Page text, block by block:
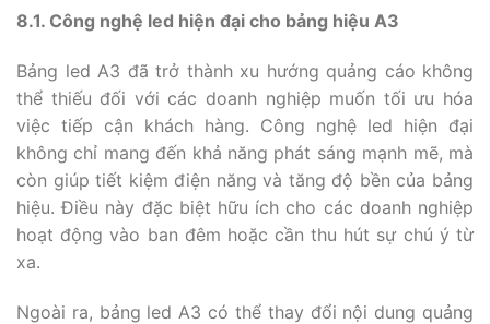
8.1. Công nghệ led hiện đại cho bảng hiệu A3
Bảng led A3 đã trở thành xu hướng quảng cáo không
thể thiếu đối với các doanh nghiệp muốn tối ưu hóa
việc tiếp cận khách hàng. Công nghệ led hiện đại
không chỉ mang đến khả năng phát sáng mạnh mẽ, mà
còn giúp tiết kiệm điện năng và tăng độ bền của bảng
hiệu. Điều này đặc biệt hữu ích cho các doanh nghiệp
hoạt động vào ban đêm hoặc cần thu hút sự chú ý từ
xa.
Ngoài ra, bảng led A3 có thể thay đổi nội dung quảng